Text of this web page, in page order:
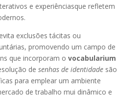
e experiênciasque refletem
exclusões tácitas ou
promovendo um campo de
que incorporam o vocabularium
de senhas de identidade são
para emplear um ambiente
de trabalho mui dinâmico e